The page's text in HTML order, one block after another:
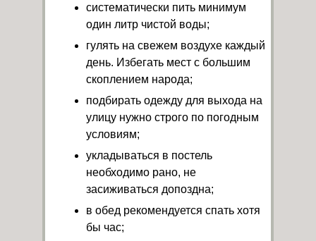
систематически пить минимум
один литр чистой воды;
гулять на свежем воздухе каждый
день. Избегать мест с большим
скоплением народа;
подбирать одежду для выхода на
улицу нужно строго по погодным
условиям;
укладываться в постель
необходимо рано, не
засиживаться допоздна;
в обед рекомендуется спать хотя
бы час;